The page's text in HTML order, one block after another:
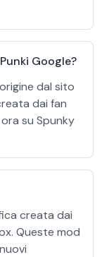
Google?
dal sito
dai fan
su Spunky
creata dai
Queste mod